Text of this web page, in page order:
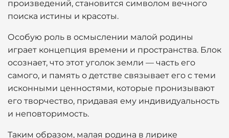
произведений, становится символом вечного
поиска истины и красоты.
Особую роль в осмыслении малой родины
играет концепция времени и пространства. Блок
осознает, что этот уголок земли — часть его
самого, и память о детстве связывает его с теми
исконными ценностями, которые пронизывают
его творчество, придавая ему индивидуальность
и неповторимость.
Таким образом, малая родина в лирике